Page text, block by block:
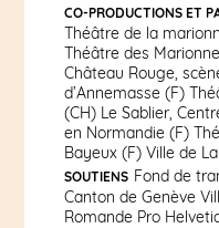
CO-PRODUCTIONS ET
Théâtre de la
Théâtre des
Château Rouge,
d’Annemasse (F)
(CH) Le Sablier,
en Normandie (F)
Bayeux (F) Ville de
SOUTIENS Fond de
Canton de Genève
Romande Pro